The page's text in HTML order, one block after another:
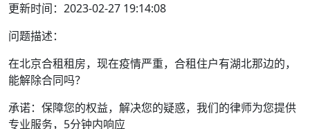
更新时间：2023-02-27 19:14:08
问题描述：
在北京合租租房，现在疫情严重，合租住户有湖北那边的，
能解除合同吗？
承诺：保障您的权益，解决您的疑惑，我们的律师为您提供
专业服务，5分钟内响应